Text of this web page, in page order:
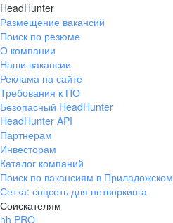
HeadHunter
Размещение вакансий
Поиск по резюме
О компании
Наши вакансии
Реклама на сайте
Требования к ПО
Безопасный HeadHunter
HeadHunter API
Партнерам
Инвесторам
Каталог компаний
Поиск по вакансиям в Приладожском
Сетка: соцсеть для нетворкинга
Соискателям
hh PRO